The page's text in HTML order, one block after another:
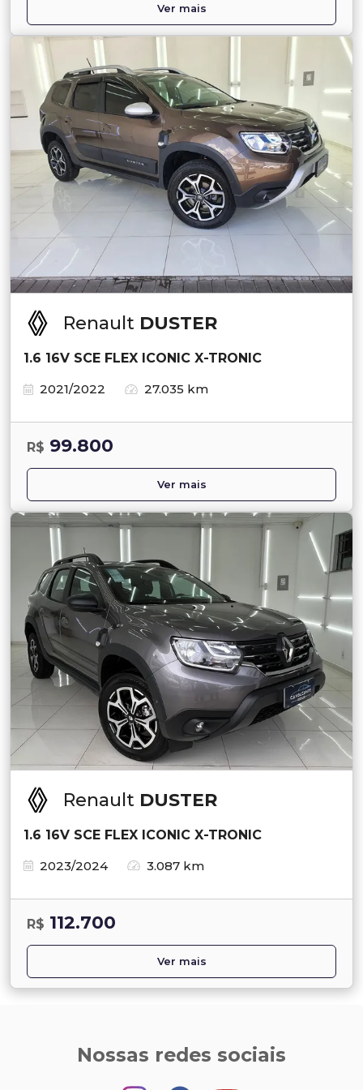
Ver mais
Renault DUSTER
1.6 16V SCE FLEX ICONIC X-TRONIC
2021/2022
27.035 km
R$ 99.800
Ver mais
Renault DUSTER
1.6 16V SCE FLEX ICONIC X-TRONIC
2023/2024
3.087 km
R$ 112.700
Ver mais
Nossas redes sociais